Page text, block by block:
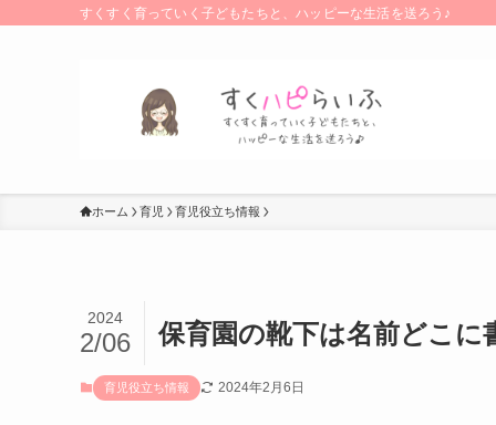
すくすく育っていく子どもたちと、ハッピーな生活を送ろう♪
ホーム 育児 育児役立ち情報
保育園の靴下は名前どこ
2024
2/06
育児役立ち情報 2024年2月6日